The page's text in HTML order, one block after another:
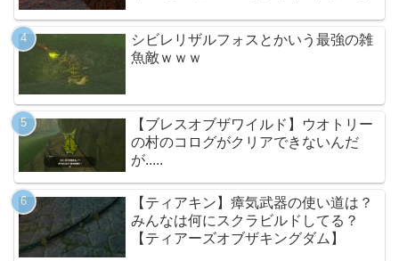
シビレリザルフォスとかいう最強の雑
魚敵ｗｗｗ
【ブレスオブザワイルド】ウオトリー
の村のコログがクリアできないんだ
が.....
【ティアキン】瘴気武器の使い道は？
みんなは何にスクラビルドしてる？
【ティアーズオブザキングダム】